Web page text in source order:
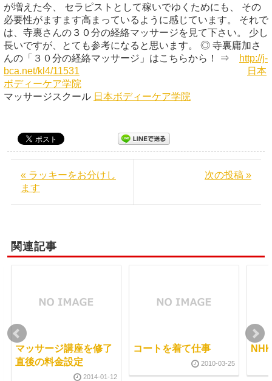
が増えた今、 セラピストとして稼いでゆくためにも、 その
必要性がますます高まっているように感じています。 それで
は、寺裏さんの３０分の経絡マッサージを見て下さい。 少し
長いですが、とても参考になると思います。 ◎ 寺裏庸加さ
んの「３０分の経絡マッサージ」はこちらから！ ⇒
http://j-
bca.net/kl4/11531
日本
ボディーケア学院
マッサージスクール 日本ボディーケア学院
« ラッキーをお分けし
ます
次の投稿 »
関連記事
マッサージ講座を修了
直後の料金設定
2014-01-12
コートを着て仕事
2010-03-25